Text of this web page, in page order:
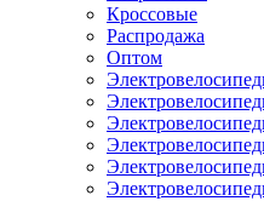
Кроссовые
Распродажа
Оптом